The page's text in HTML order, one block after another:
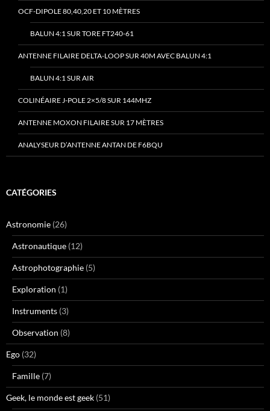
OCF-DIPOLE 80,40,20 ET 10 MÈTRES
BALUN 4:1 SUR TORE FT240-61
ANTENNE FILAIRE DELTA-LOOP SUR 40M AVEC BALUN 4:1
BALUN 4:1 SUR AIR
COLINÉAIRE J-POLE 2×5/8 SUR 144MHZ
ANTENNE MOXON FILAIRE SUR 17 MÈTRES
ANALYSEUR D’ANTENNE ANTAN DE F6BQU
CATÉGORIES
Astronomie (26)
Astronautique (12)
Astrophotographie (5)
Exploration (1)
Instruments (3)
Observation (8)
Ego (32)
Famille (7)
Geek, le monde est geek (51)